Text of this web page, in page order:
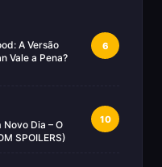
A Versão
Vale a Pena?
6
Dia – O
SPOILERS)
10